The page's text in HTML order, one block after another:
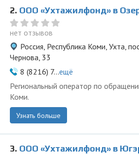
2. ООО «Ухтажилфонд» в
нет отзывов
Россия, Республика Коми, Ухта,
Чернова, 33
8 (8216) 7...ещё
Региональный оператор по
Коми.
Узнать больше
3. ООО «Ухтажилфонд» в